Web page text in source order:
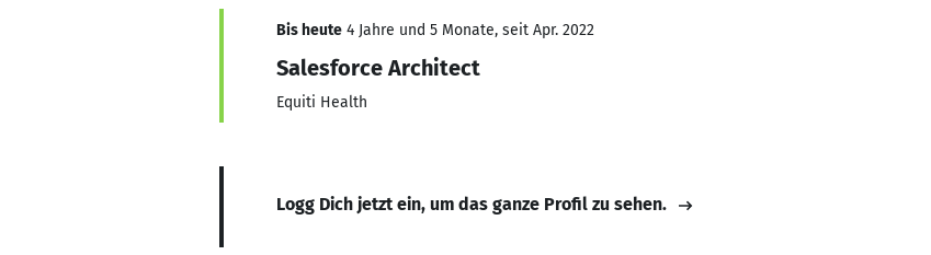
Bis heute 4 Jahre und 5 Monate, seit Apr. 2022
Salesforce Architect
Equiti Health
Logg Dich jetzt ein, um das ganze Profil zu sehen.